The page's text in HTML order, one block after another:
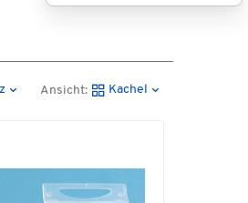
Ansicht: Kachel